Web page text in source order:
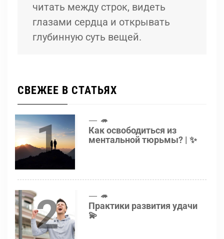
читать между строк, видеть
глазами сердца и открывать
глубинную суть вещей.
СВЕЖЕЕ В СТАТЬЯХ
1 🦔
Как освободиться из
ментальной тюрьмы? | ✨
2 🦔
Практики развития удачи
💫